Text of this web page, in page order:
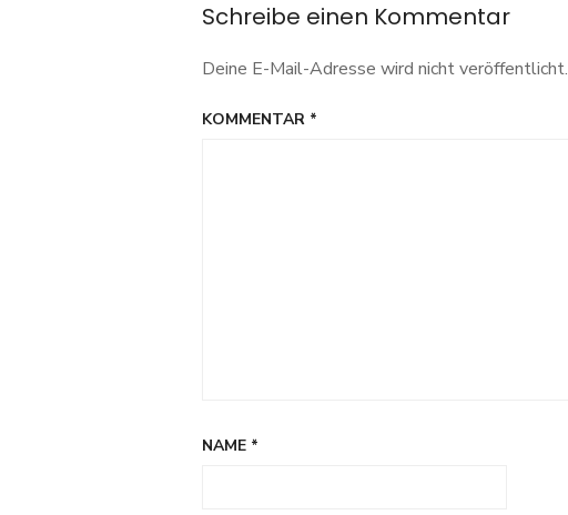
Schreibe einen Kommentar
Deine E-Mail-Adresse wird nicht veröffentlicht.
KOMMENTAR *
NAME *